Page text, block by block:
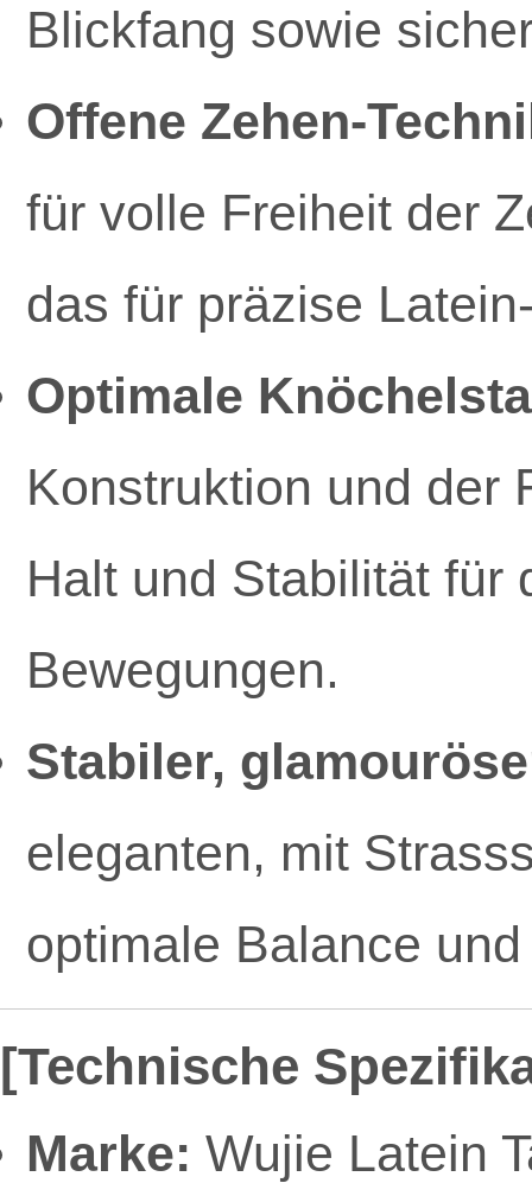
Blickfang sowie
Offene Zehen-
für volle Freiheit der
das für präzise
Optimale
Konstruktion und der
Halt und Stabilität für
Bewegungen.
Stabiler,
eleganten, mit
optimale Balance
[Technische
Marke: Wujie Latein